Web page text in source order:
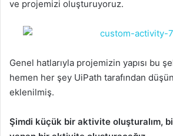
ve projemizi oluşturuyoruz.
Genel hatlarıyla projemizin yapısı bu
hemen her şey UiPath tarafından
eklenilmiş.
Şimdi küçük bir aktivite oluşturalım,